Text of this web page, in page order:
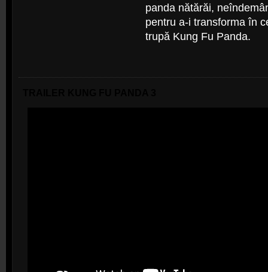
panda nătărăi,
pentru a-i transforma în
trupă Kung Fu Panda.